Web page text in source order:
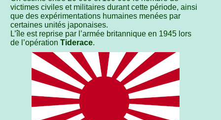
victimes civiles et militaires durant cette période, ainsi
que des expérimentations humaines menées par
certaines unités japonaises.
L’île est reprise par l’armée britannique en 1945 lors
de l’opérationTiderace.